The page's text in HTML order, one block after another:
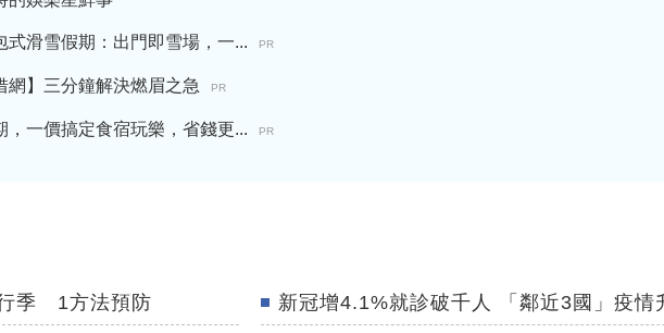
滑雪假期：出門即雪場，一... PR
網】三分鐘解決燃眉之急 PR
一價搞定食宿玩樂，省錢更... PR
季 1方法預防 新冠增4.1%就診破千人 「鄰近3國」疫情